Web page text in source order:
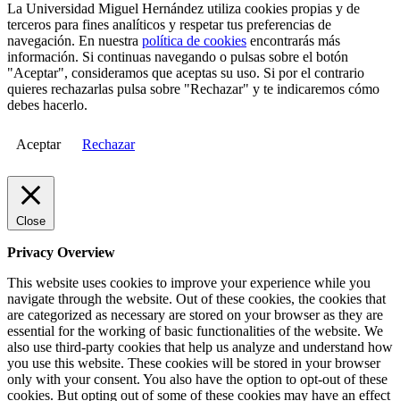
La Universidad Miguel Hernández utiliza cookies propias y de
terceros para fines analíticos y respetar tus preferencias de
navegación. En nuestra política de cookies encontrarás más
información. Si continuas navegando o pulsas sobre el botón
"Aceptar", consideramos que aceptas su uso. Si por el contrario
quieres rechazarlas pulsa sobre "Rechazar" y te indicaremos cómo
debes hacerlo.
Aceptar Rechazar
Close
Privacy Overview
This website uses cookies to improve your experience while you
navigate through the website. Out of these cookies, the cookies that
are categorized as necessary are stored on your browser as they are
essential for the working of basic functionalities of the website. We
also use third-party cookies that help us analyze and understand how
you use this website. These cookies will be stored in your browser
only with your consent. You also have the option to opt-out of these
cookies. But opting out of some of these cookies may have an effect